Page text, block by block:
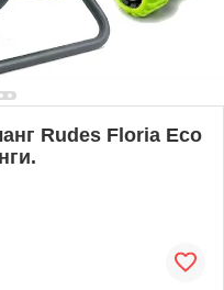
Rudes Floria Eco